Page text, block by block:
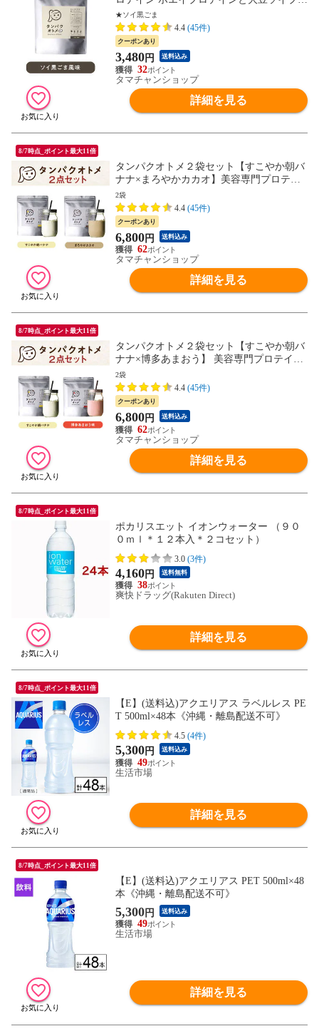
テインをＷ配合。不足しがちなタンパク質
と美容成分たっぷり、おきかえダイエット
にもおすすめの低糖質プロテイン。※3個
以上でシェイカー1個付 【送料無料】【2個
迄メール便/3個~宅配便】
★ソイ黒ごま
4.4 (45件)
クーポンあり
3,480円 送料込み
32
タマチャンショップ
詳細を見る
8/7時点_ポイント最大11倍
タンパクオトメ２袋セット【すこやか朝バ
ナナ×まろやかカカオ】美容専門プロテイ
ン ホエイプロテインと大豆ソイをＷ配合。
タンパク質と美容成分たっぷり、おきかえ
ダイエットにもおすすめの低糖質プロテイ
ン。 【送料無料】【1セット迄メール便/2
セット~宅配便】
2袋
4.4 (45件)
クーポンあり
6,800円 送料込み
62
タマチャンショップ
詳細を見る
8/7時点_ポイント最大11倍
タンパクオトメ２袋セット【すこやか朝バ
ナナ×博多あまおう】 美容専門プロテイン
ホエイプロテインと大豆ソイをＷ配合。タ
ンパク質と美容成分たっぷり、おきかえダ
イエットにもおすすめの低糖質プロテイ
ン。【送料無料】【1セット迄メール便/2セ
ット~宅配便】
2袋
4.4 (45件)
クーポンあり
6,800円 送料込み
62
タマチャンショップ
詳細を見る
8/7時点_ポイント最大11倍
ポカリスエット イオンウォーター （９０
０ｍｌ＊１２本入＊２コセット）
3.0 (3件)
4,160円 送料無料
38
爽快ドラッグ(Rakuten Direct)
詳細を見る
8/7時点_ポイント最大11倍
【E】(送料込)アクエリアス ラベルレス PE
T 500ml×48本《沖縄・離島配送不可》
4.5 (4件)
5,300円 送料込み
49
生活市場
詳細を見る
8/7時点_ポイント最大11倍
【E】(送料込)アクエリアス PET 500ml×48
本《沖縄・離島配送不可》
5,300円 送料込み
49
生活市場
詳細を見る